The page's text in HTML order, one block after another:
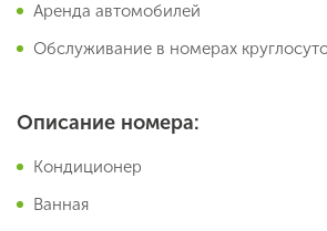
Аренда автомобилей
Обслуживание в номерах
Описание номера:
Кондиционер
Ванная